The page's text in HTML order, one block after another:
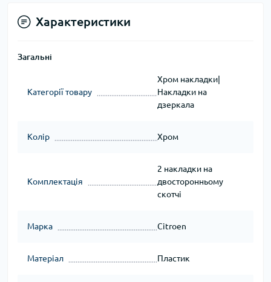
Характеристики
Загальні
Категорії товару
Хром накладки|
Накладки на
дзеркала
Колір Хром
Комплектація
2 накладки на
двосторонньому
скотчі
Марка Citroen
Матеріал Пластик